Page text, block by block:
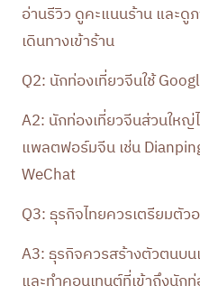
อ่านรีวิว ดูคะแนนร้าน และดู
เดินทางเข้าร้าน
Q2: นักท่องเที่ยวจีนใช้
A2: นักท่องเที่ยวจีนส่วนใหญ่
แพลตฟอร์มจีน เช่น
WeChat
Q3: ธุรกิจไทยควรเตรียมตัว
A3: ธุรกิจควรสร้างตัวตนบ
และทำคอนเทนต์ที่เข้าถึงนัก